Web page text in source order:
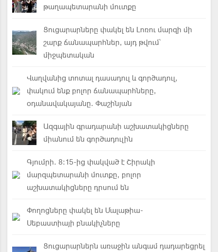
թաղապետարանի մուտքը
Ցուցարարները փակել են Լոռու մարզի մի
շարք ճանապարհներ, այդ թվում՝
միջպետական
Վաղվանից տոտալ դասադուլ և գործադուլ,
փակում ենք բոլոր ճանապարհները,
օդանավակայանը. Փաշինյան
Ազգային գրադարանի աշխատակիցները
միանում են գործադուլին
Գյումրի. 8:15-ից փակված է Շիրակի
մարզպետարանի մուտքը, բոլոր
աշխատակիցները դրսում են
Փողոցները փակել են Մալաթիա-
Սեբաստիայի բնակիչները
Ցուցարարներն առաջին անգամ դադարեցրել